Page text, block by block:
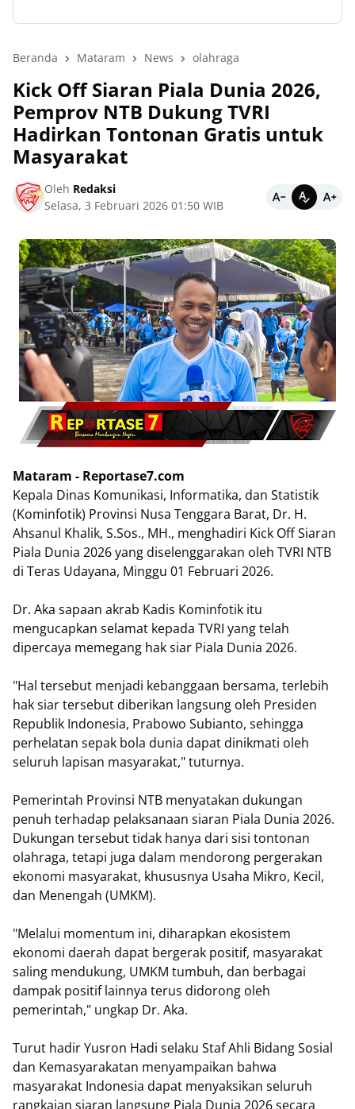
Beranda Mataram News olahraga
Kick Off Siaran Piala Dunia 2026,
Pemprov NTB Dukung TVRI
Hadirkan Tontonan Gratis untuk
Masyarakat
Oleh Redaksi
Selasa, 3 Februari 2026 01:50 WIB
Mataram - Reportase7.com
Kepala Dinas Komunikasi, Informatika, dan Statistik
(Kominfotik) Provinsi Nusa Tenggara Barat, Dr. H.
Ahsanul Khalik, S.Sos., MH., menghadiri Kick Off Siaran
Piala Dunia 2026 yang diselenggarakan oleh TVRI NTB
di Teras Udayana, Minggu 01 Februari 2026.
Dr. Aka sapaan akrab Kadis Kominfotik itu
mengucapkan selamat kepada TVRI yang telah
dipercaya memegang hak siar Piala Dunia 2026.
"Hal tersebut menjadi kebanggaan bersama, terlebih
hak siar tersebut diberikan langsung oleh Presiden
Republik Indonesia, Prabowo Subianto, sehingga
perhelatan sepak bola dunia dapat dinikmati oleh
seluruh lapisan masyarakat," tuturnya.
Pemerintah Provinsi NTB menyatakan dukungan
penuh terhadap pelaksanaan siaran Piala Dunia 2026.
Dukungan tersebut tidak hanya dari sisi tontonan
olahraga, tetapi juga dalam mendorong pergerakan
ekonomi masyarakat, khususnya Usaha Mikro, Kecil,
dan Menengah (UMKM).
"Melalui momentum ini, diharapkan ekosistem
ekonomi daerah dapat bergerak positif, masyarakat
saling mendukung, UMKM tumbuh, dan berbagai
dampak positif lainnya terus didorong oleh
pemerintah," ungkap Dr. Aka.
Turut hadir Yusron Hadi selaku Staf Ahli Bidang Sosial
dan Kemasyarakatan menyampaikan bahwa
masyarakat Indonesia dapat menyaksikan seluruh
rangkaian siaran langsung Piala Dunia 2026 secara